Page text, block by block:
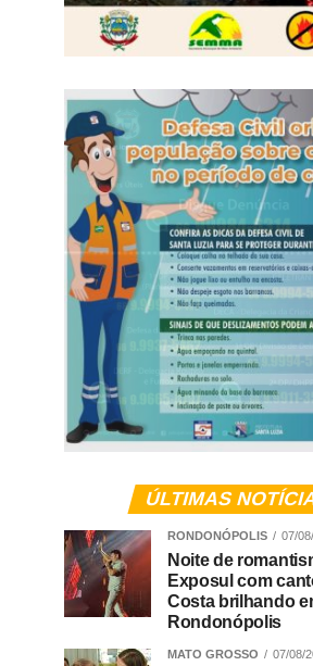
ÚLTIMAS
RONDONÓPOLIS 07/
Noite de
Exposul com
Costa brilhando
Rondonópolis
MATO GROSSO 07/08/